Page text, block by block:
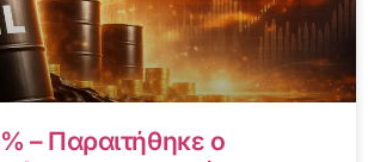
– Παραιτήθηκε ο